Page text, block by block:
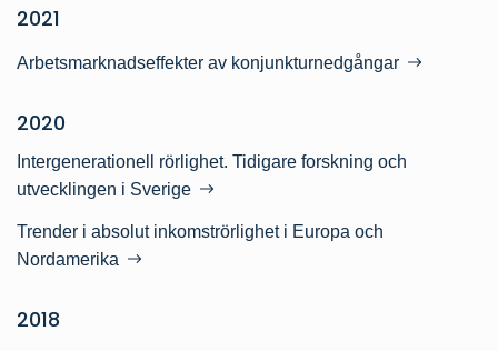
2021
Arbetsmarknadseffekter av konjunkturnedgångar
2020
Intergenerationell rörlighet. Tidigare forskning och
utvecklingen i Sverige
Trender i absolut inkomströrlighet i Europa och
Nordamerika
2018